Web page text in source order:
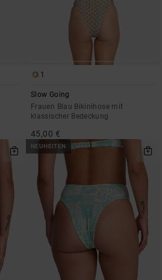
1
Slow Going
Frauen Blau Bikinihose mit
klassischer Bedeckung
45,00 €
NEUHEITEN